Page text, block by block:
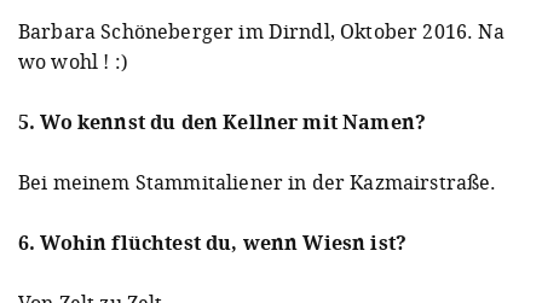
Barbara Schöneberger im Dirndl, Oktober 2016. Na
wo wohl ! :)
5. Wo kennst du den Kellner mit Namen?
Bei meinem Stammitaliener in der Kazmairstraße.
6. Wohin flüchtest du, wenn Wiesn ist?